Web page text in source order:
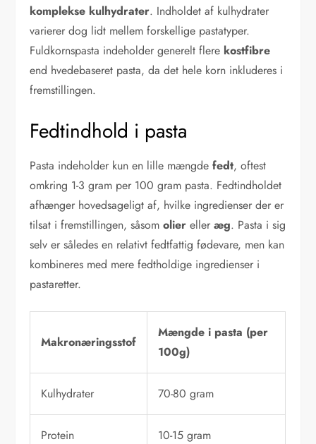
komplekse kulhydrater. Indholdet af kulhydrater
varierer dog lidt mellem forskellige pastatyper.
Fuldkornspasta indeholder generelt flere kostfibre
end hvedebaseret pasta, da det hele korn inkluderes i
fremstillingen.
Fedtindhold i pasta
Pasta indeholder kun en lille mængdefedt, oftest
omkring 1-3 gram per 100 gram pasta. Fedtindholdet
afhænger hovedsageligt af, hvilke ingredienser der er
tilsat i fremstillingen, såsomolier elleræg. Pasta i sig
selv er således en relativt fedtfattig fødevare, men kan
kombineres med mere fedtholdige ingredienser i
pastaretter.
Makronæringsstof
Mængde i pasta (per
100g)
Kulhydrater 70-80 gram
Protein 10-15 gram